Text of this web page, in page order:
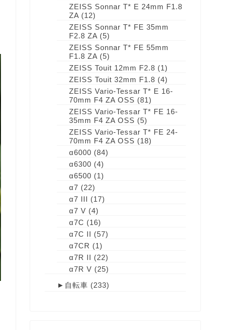
ZEISS Sonnar T* E 24mm F1.8
ZA(12)
ZEISS Sonnar T* FE 35mm
F2.8 ZA(5)
ZEISS Sonnar T* FE 55mm
F1.8 ZA(5)
ZEISS Touit 12mm F2.8 (1)
ZEISS Touit 32mm F1.8 (4)
ZEISS Vario-Tessar T* E 16-
70mm F4 ZA OSS (81)
ZEISS Vario-Tessar T* FE 16-
35mm F4 ZA OSS (5)
ZEISS Vario-Tessar T* FE 24-
70mm F4 ZA OSS (18)
α6000 (84)
α6300 (4)
α6500 (1)
α7 (22)
α7 III (17)
α7 V (4)
α7C (16)
α7C II (57)
α7CR (1)
α7R II (22)
α7R V (25)
► 自転車 (233)